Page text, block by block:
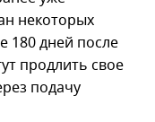
некоторых
180 дней после
продлить свое
подачу